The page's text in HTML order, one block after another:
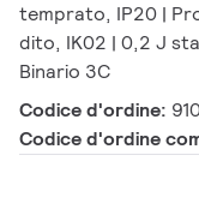
temprato, IP20 |
dito, IK02 | 0,2 J
Binario 3C
Codice d'ordine:
Codice d'ordine